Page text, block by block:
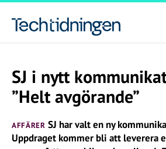
SJ i nytt
”Helt avgörande”
AFFÄRER SJ har valt en ny
Uppdraget kommer bli att leverera